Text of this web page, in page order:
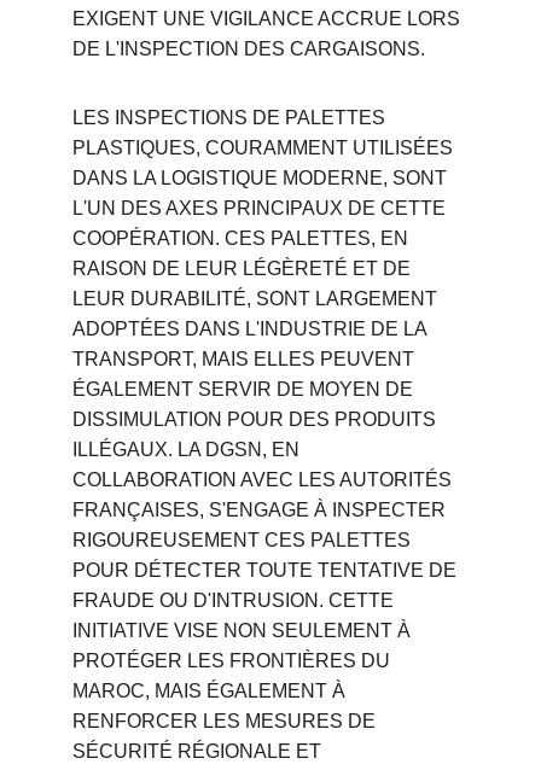
EXIGENT UNE VIGILANCE ACCRUE LORS
DE L'INSPECTION DES CARGAISONS.
LES INSPECTIONS DE PALETTES
PLASTIQUES, COURAMMENT UTILISÉES
DANS LA LOGISTIQUE MODERNE, SONT
L'UN DES AXES PRINCIPAUX DE CETTE
COOPÉRATION. CES PALETTES, EN
RAISON DE LEUR LÉGÈRETÉ ET DE
LEUR DURABILITÉ, SONT LARGEMENT
ADOPTÉES DANS L'INDUSTRIE DE LA
TRANSPORT, MAIS ELLES PEUVENT
ÉGALEMENT SERVIR DE MOYEN DE
DISSIMULATION POUR DES PRODUITS
ILLÉGAUX. LA DGSN, EN
COLLABORATION AVEC LES AUTORITÉS
FRANÇAISES, S'ENGAGE À INSPECTER
RIGOUREUSEMENT CES PALETTES
POUR DÉTECTER TOUTE TENTATIVE DE
FRAUDE OU D'INTRUSION. CETTE
INITIATIVE VISE NON SEULEMENT À
PROTÉGER LES FRONTIÈRES DU
MAROC, MAIS ÉGALEMENT À
RENFORCER LES MESURES DE
SÉCURITÉ RÉGIONALE ET